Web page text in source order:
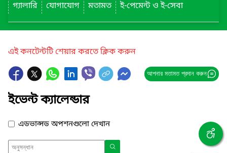
গ্যালারি
যোগাযোগ মতামত ই-পেমেন্ট ও ই-সেবা
এই কনটেন্টটি শেয়ার করতে ক্লিক করুন
আপনার মতামত প্রদান করুন
ইভেন্ট ক্যালেন্ডার
এডভান্সড অপশনগুলো দেখান